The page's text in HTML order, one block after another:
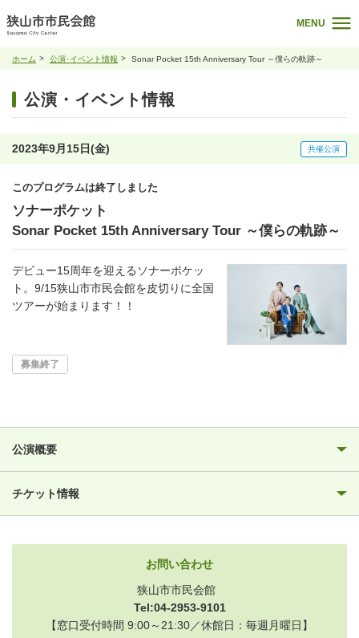
MENU
ホーム 公演･イベント情報 Sonar Pocket 15th Anniversary Tour ～僕らの軌跡～
公演・イベント情報
2023年9月15日(金) 共催公演
このプログラムは終了しました
ソナーポケット
Sonar Pocket 15th Anniversary Tour ～僕らの軌跡～
デビュー15周年を迎えるソナーポケッ
ト。9/15狭山市市民会館を皮切りに全国
ツアーが始まります！！
募集終了
公演概要
チケット情報
お問い合わせ
狭山市市民会館
Tel:04-2953-9101
【窓口受付時間 9:00～21:30／休館日：毎週月曜日】